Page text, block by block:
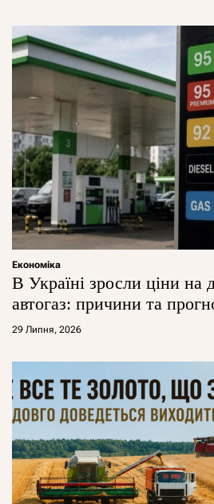
Економіка
В Україні зросли ціни на
автогаз: причини та
29 Липня, 2026